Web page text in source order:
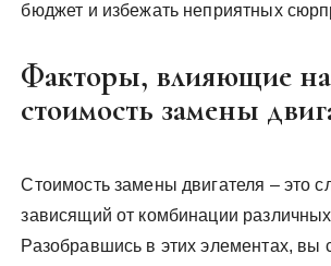
бюджет и избежать неприятных
Факторы, влияющие на
стоимость замены
Стоимость замены двигателя – это
зависящий от комбинации
Разобравшись в этих элементах, вы